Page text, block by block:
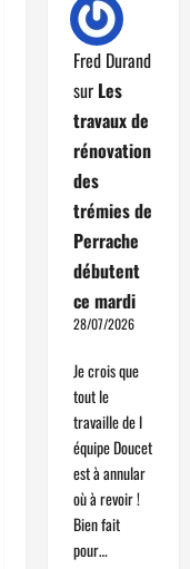
Fred Durand
sur Les
travaux de
rénovation
des
trémies de
Perrache
débutent
ce mardi
28/07/2026
Je crois que
tout le
travaille de l
équipe Doucet
est à annular
où à revoir !
Bien fait
pour…